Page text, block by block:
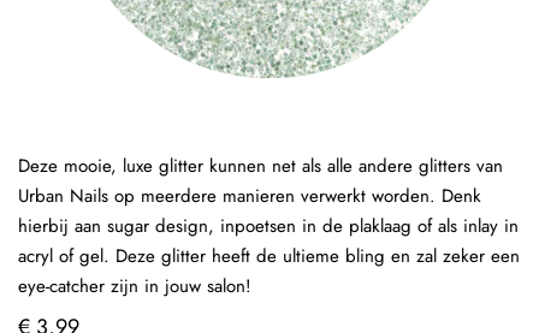
€ 3,99
Deze mooie, luxe glitter kunnen net als alle andere glitters van
Urban Nails op meerdere manieren verwerkt worden. Denk
hierbij aan sugar design, inpoetsen in de plaklaag of als inlay in
acryl of gel. Deze glitter heeft de ultieme bling en zal zeker een
eye-catcher zijn in jouw salon!